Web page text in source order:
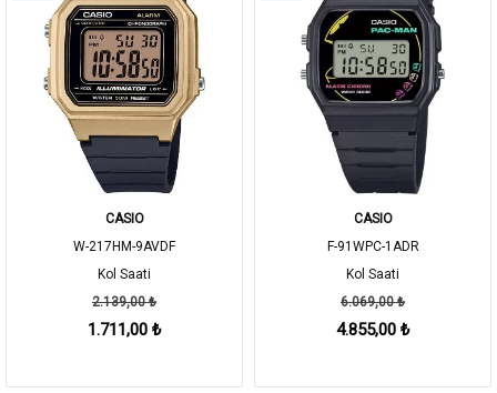
CASIO
W-217HM-9AVDF
Kol Saati
2.139,00 ₺
1.711,00 ₺
CASIO
F-91WPC-1ADR
Kol Saati
6.069,00 ₺
4.855,00 ₺